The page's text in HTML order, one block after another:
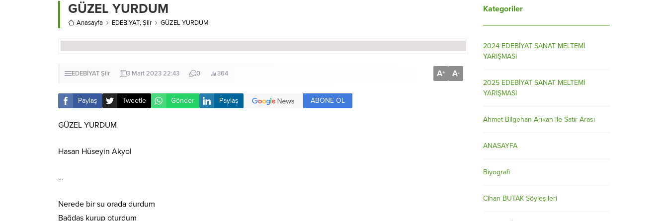
GÜZEL YURDUM
Anasayfa EDEBİYAT,Şiir GÜZEL YURDUM
EDEBİYATŞiir 3 Mart 2023 22:43 0 364 A+ A-
Paylaş Tweetle Gönder Paylaş ABONE OL
GÜZEL YURDUM
Hasan Hüseyin Akyol
…
Nerede bir su orada durdum
Bağdaş kurup oturdum
Kategoriler
2024 EDEBİYAT SANAT MELTEMİ
YARIŞMASI
2025 EDEBİYAT SANAT MELTEMİ
YARIŞMASI
Ahmet Bilgehan Arıkan ile Satır Arası
ANASAYFA
Biyografi
Cihan BUTAK Söyleşileri